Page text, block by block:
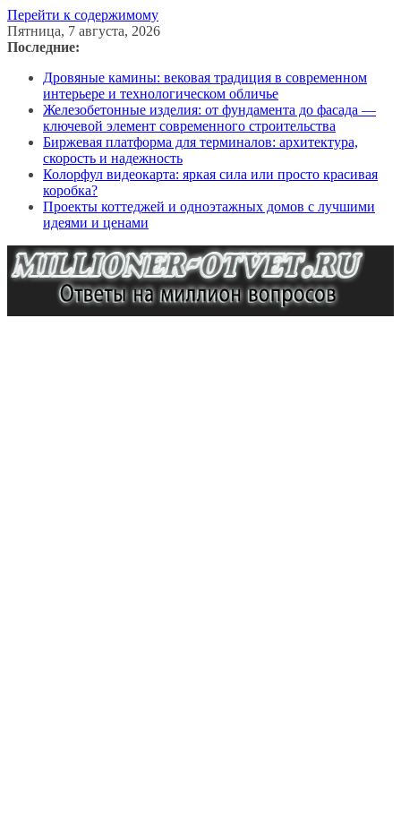
Перейти к содержимому
Пятница, 7 августа, 2026
Последние:
Дровяные камины: вековая традиция в современном
интерьере и технологическом обличье
Железобетонные изделия: от фундамента до фасада —
ключевой элемент современного строительства
Биржевая платформа для терминалов: архитектура,
скорость и надежность
Колорфул видеокарта: яркая сила или просто красивая
коробка?
Проекты коттеджей и одноэтажных домов с лучшими
идеями и ценами